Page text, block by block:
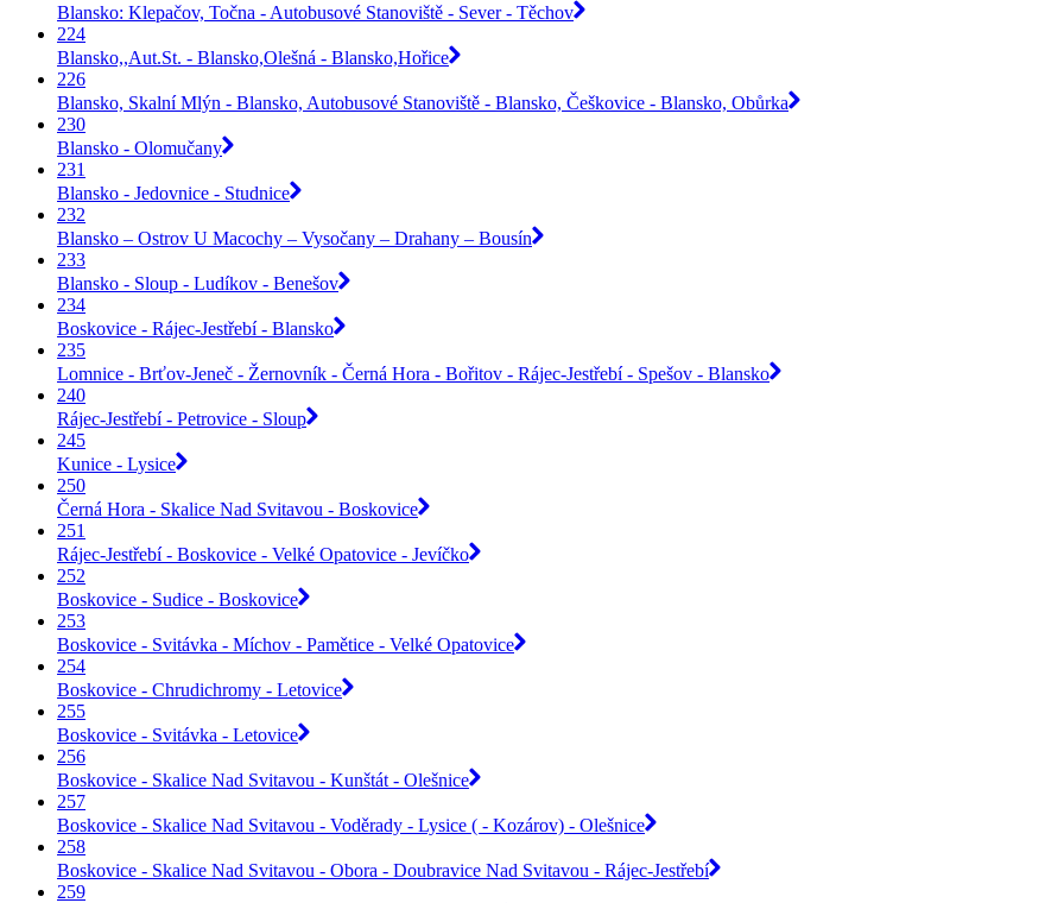
Blansko: Klepačov, Točna - Autobusové Stanoviště - Sever - Těchov
224
Blansko,,Aut.St. - Blansko,Olešná - Blansko,Hořice
226
Blansko, Skalní Mlýn - Blansko, Autobusové Stanoviště - Blansko, Češkovice - Blansko, Obůrka
230
Blansko - Olomučany
231
Blansko - Jedovnice - Studnice
232
Blansko – Ostrov U Macochy – Vysočany – Drahany – Bousín
233
Blansko - Sloup - Ludíkov - Benešov
234
Boskovice - Rájec-Jestřebí - Blansko
235
Lomnice - Brťov-Jeneč - Žernovník - Černá Hora - Bořitov - Rájec-Jestřebí - Spešov - Blansko
240
Rájec-Jestřebí - Petrovice - Sloup
245
Kunice - Lysice
250
Černá Hora - Skalice Nad Svitavou - Boskovice
251
Rájec-Jestřebí - Boskovice - Velké Opatovice - Jevíčko
252
Boskovice - Sudice - Boskovice
253
Boskovice - Svitávka - Míchov - Pamětice - Velké Opatovice
254
Boskovice - Chrudichromy - Letovice
255
Boskovice - Svitávka - Letovice
256
Boskovice - Skalice Nad Svitavou - Kunštát - Olešnice
257
Boskovice - Skalice Nad Svitavou - Voděrady - Lysice ( - Kozárov) - Olešnice
258
Boskovice - Skalice Nad Svitavou - Obora - Doubravice Nad Svitavou - Rájec-Jestřebí
259